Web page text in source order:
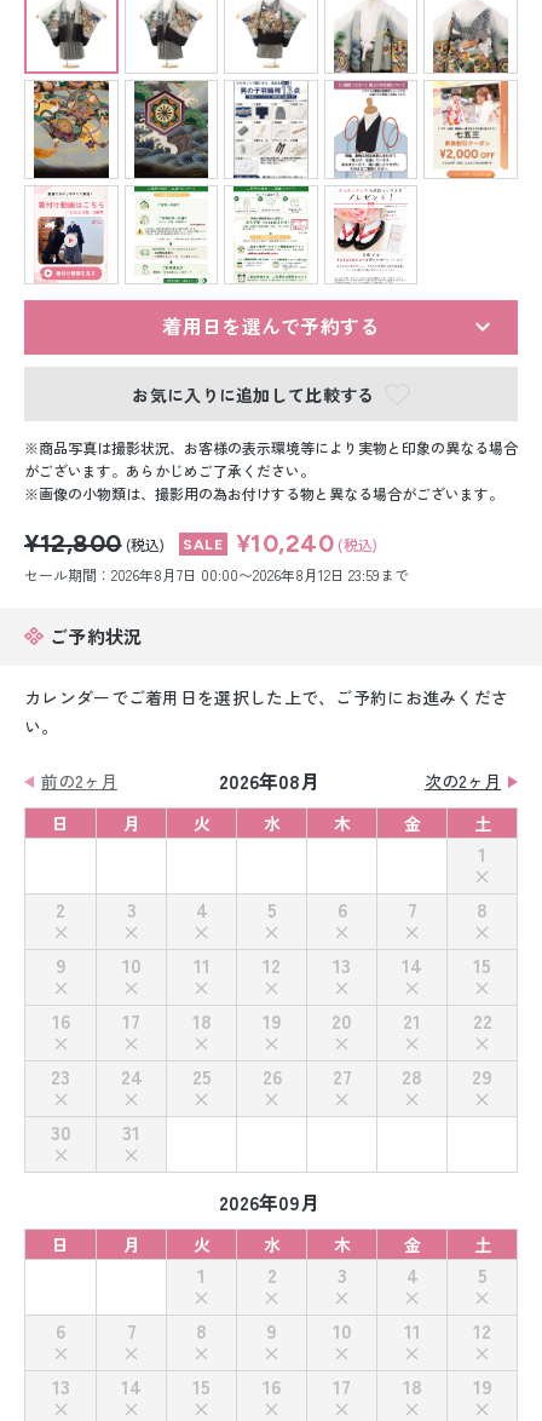
ジュニア洋装レンタル
ベビー洋装レンタル
紋付袴レンタル
留袖レンタル
スーツレンタル
色打掛&紋付袴レンタル
白無垢&紋付袴レンタル
小物販売品
着用日を選んで予約する
お気に入りに追加して比較する
商品写真は撮影状況、お客様の表示環境等により実物と印象の異なる場合
がございます。あらかじめご了承ください。
画像の小物類は、撮影用の為お付けする物と異なる場合がございます。
¥12,800 (税込) ¥10,240 (税込)
セール期間：2026年8月7日 00:00〜2026年8月12日 23:59まで
ご予約状況
カレンダーでご着用日を選択した上で、ご予約にお進みくださ
い。
前の2ヶ月 2026年08月
次の2ヶ月
日
月 火 水 木 金 土
1
2
3 4 5 6 7
8
9
10 11 12 13 14
15
16
17 18 19 20 21
22
23
24 25 26 27 28
29
30
31
2026年09月
日 月 火 水 木 金 土
1 2 3 4
5
6
7 8 9 10 11
12
13
14 15 16 17 18
19